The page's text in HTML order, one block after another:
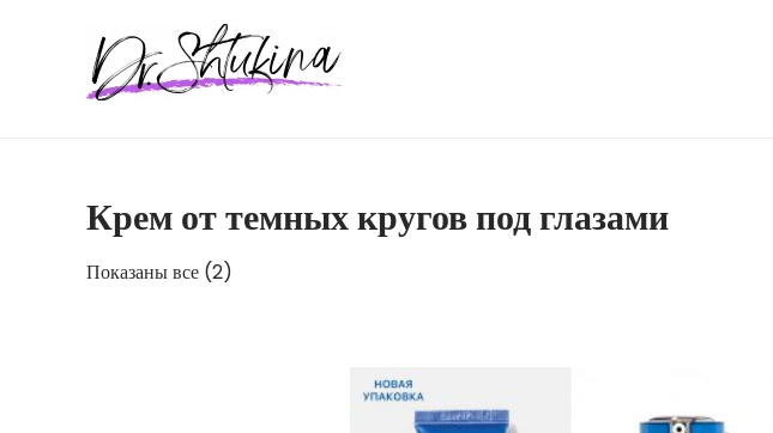
содержимому
Крем от темных кругов под глазами
Показаны все (2)